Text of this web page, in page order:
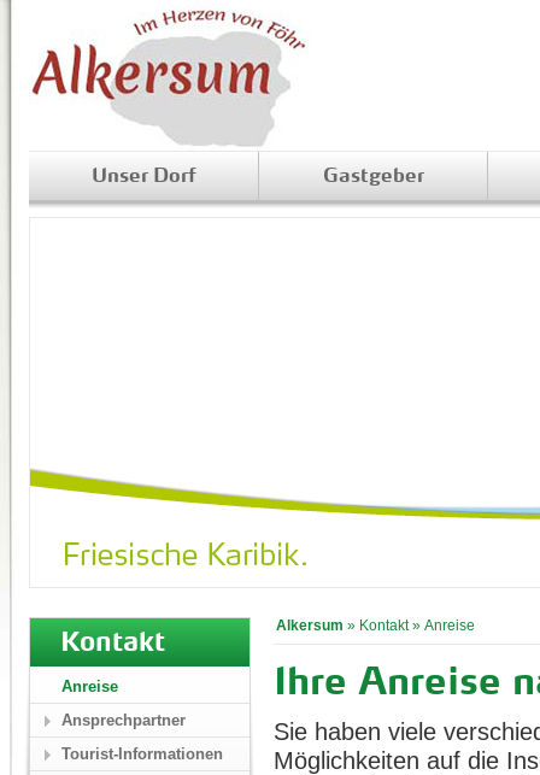
Unser Dorf Gastgeber
Alkersum » Kontakt» Anreise
Ihre Anreise
Sie haben viele
Möglichkeiten auf die
Kontakt
Anreise
Ansprechpartner
Tourist-Informationen